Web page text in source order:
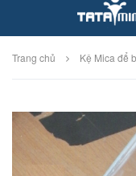
Trang chủ Kệ Mica để